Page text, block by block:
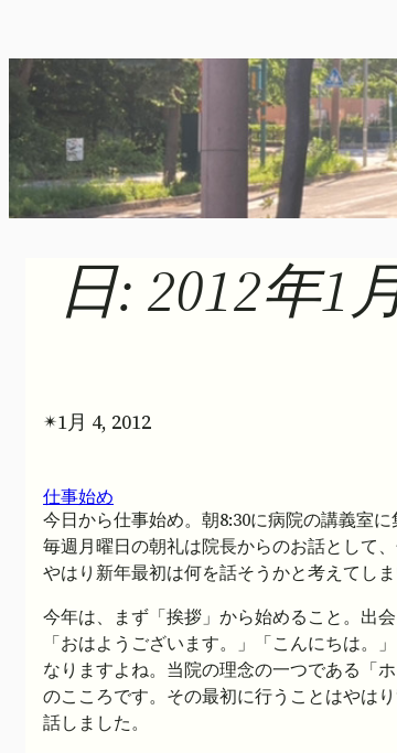
容
を
ス
キ
ッ
プ
日: 2012年1
✴︎1月 4, 2012
仕事始め
今日から仕事始め。朝8:30に病院の講義室
毎週月曜日の朝礼は院長からのお話として
やはり新年最初は何を話そうかと考えてし
今年は、まず「挨拶」から始めること。出
「おはようございます。」「こんにちは
なりますよね。当院の理念の一つである「
のこころです。その最初に行うことはやは
話しました。